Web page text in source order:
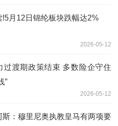
!5月12日锦纶板块跌幅达2%
2026-05-12
过渡期政策结束 多数险企守住
”
2026-05-12
斯：穆里尼奥执教皇马有两项要